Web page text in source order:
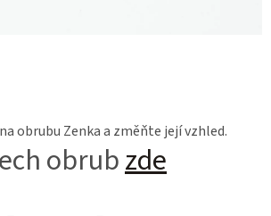
obrubu Zenka a změňte její vzhled.
obrubzde